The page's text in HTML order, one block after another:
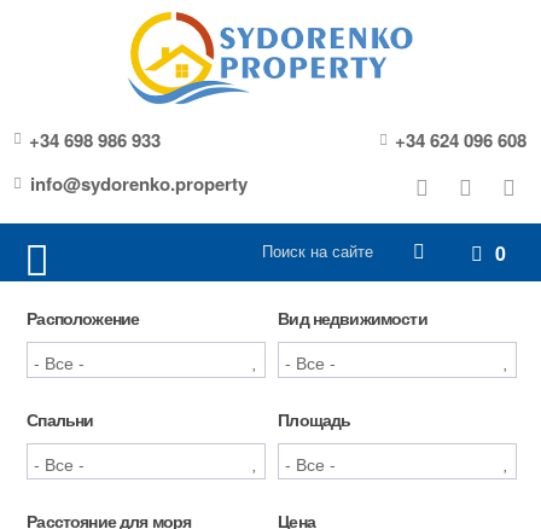
+34 698 986 933
+34 624 096 608
info@sydorenko.property
0
Расположение Вид недвижимости
Спальни Площадь
Расстояние для моря Цена